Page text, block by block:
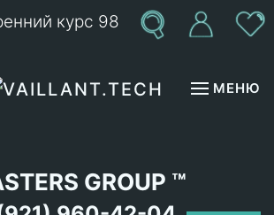
курс 98
МЕНЮ
GROUP ™